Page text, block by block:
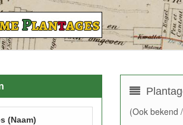
(Ook bekend
(Naam)